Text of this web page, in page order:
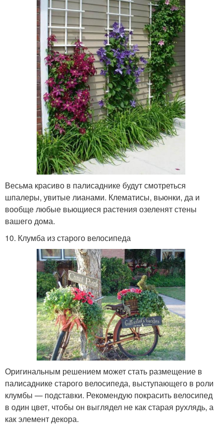
Весьма красиво в палисаднике будут смотреться
шпалеры, увитые лианами. Клематисы, вьюнки, да и
вообще любые вьющиеся растения озеленят стены
вашего дома.
10. Клумба из старого велосипеда
Оригинальным решением может стать размещение в
палисаднике старого велосипеда, выступающего в роли
клумбы — подставки. Рекомендую покрасить велосипед
в один цвет, чтобы он выглядел не как старая рухлядь, а
как элемент декора.